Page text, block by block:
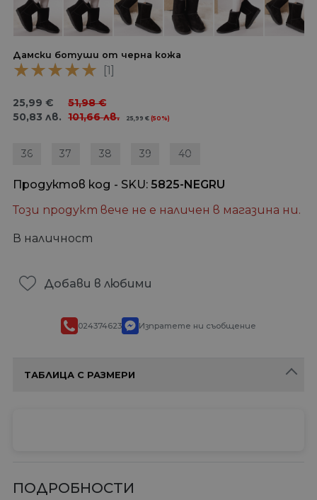
Дамски ботуши от черна кожа
[1]
25,99 €
50,83 лв.
51,98€
101,66лв. 25,99€ (50%)
36 37 38 39 40
Продуктов код - SKU 5825-NEGRU
Този продукт вече не е наличен в магазина ни.
В наличност
Добави в любими
024374623 Изпратете ни съобщение
ТАБЛИЦА С РАЗМЕРИ
ПОДРОБНОСТИ